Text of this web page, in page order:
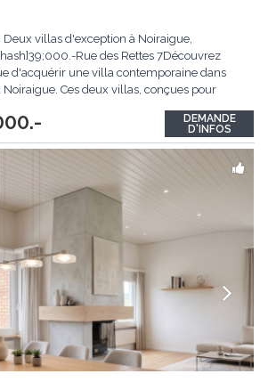
villas d'exception à Noiraigue,
Rue des Rettes 7Découvrez
d'acquérir une villa contemporaine dans
Ces deux villas, conçues pour
moderne.Villa 1 : Surface totale de
et 178...
DEMANDE
D'INFOS